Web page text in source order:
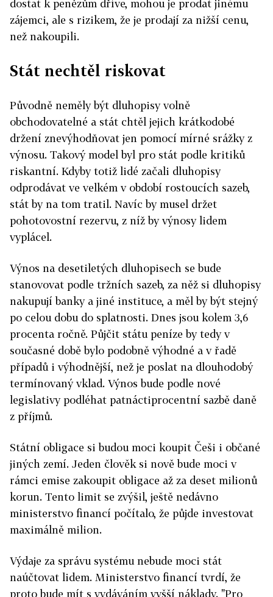
dostat k penězům dříve, mohou je prodat jinému
zájemci, ale s rizikem, že je prodají za nižší cenu,
než nakoupili.
Stát nechtěl riskovat
Původně neměly být dluhopisy volně
obchodovatelné a stát chtěl jejich krátkodobé
držení znevýhodňovat jen pomocí mírné srážky z
výnosu. Takový model byl pro stát podle kritiků
riskantní. Kdyby totiž lidé začali dluhopisy
odprodávat ve velkém v období rostoucích sazeb,
stát by na tom tratil. Navíc by musel držet
pohotovostní rezervu, z níž by výnosy lidem
vyplácel.
Výnos na desetiletých dluhopisech se bude
stanovovat podle tržních sazeb, za něž si dluhopisy
nakupují banky a jiné instituce, a měl by být stejný
po celou dobu do splatnosti. Dnes jsou kolem 3,6
procenta ročně. Půjčit státu peníze by tedy v
současné době bylo podobně výhodné a v řadě
případů i výhodnější, než je poslat na dlouhodobý
termínovaný vklad. Výnos bude podle nové
legislativy podléhat patnáctiprocentní sazbě daně
z příjmů.
Státní obligace si budou moci koupit Češi i občané
jiných zemí. Jeden člověk si nově bude moci v
rámci emise zakoupit obligace až za deset milionů
korun. Tento limit se zvýšil, ještě nedávno
ministerstvo financí počítalo, že půjde investovat
maximálně milion.
Výdaje za správu systému nebude moci stát
naúčtovat lidem. Ministerstvo financí tvrdí, že
proto bude mít s vydáváním vyšší náklady. "Pro